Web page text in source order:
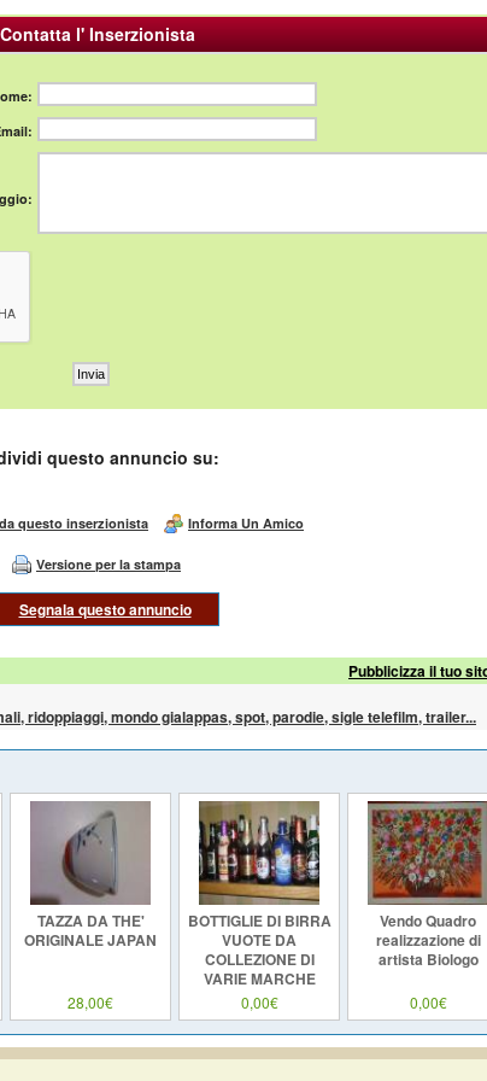
l' Inserzionista
questo annuncio su:
questo inserzionista Informa Un Amico
Versione per la stampa
Segnala questo annuncio
Pubblicizza il tuo
ridoppiaggi, mondo gialappas, spot, parodie, sigle telefilm, trailer...
TAZZA DA THE'
ORIGINALE JAPAN
28,00€
BOTTIGLIE DI BIRRA
VUOTE DA
COLLEZIONE DI
VARIE MARCHE
VENDO A SOLO 1
EURO
0,00€
Vendo Quadro
realizzazione di
artista Biologo
0,00€